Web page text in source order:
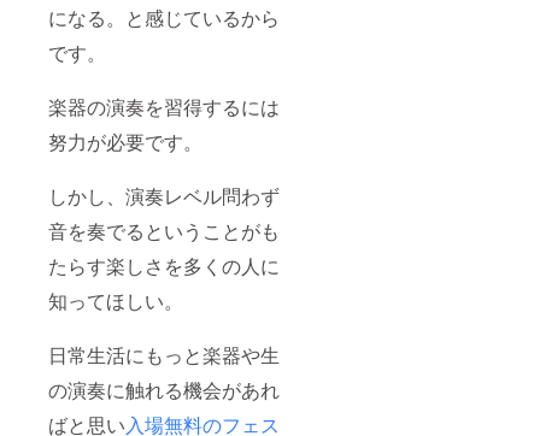
になる。と感じているから
です。
楽器の演奏を習得するには
努力が必要です。
しかし、演奏レベル問わず
音を奏でるということがも
たらす楽しさを多くの人に
知ってほしい。
日常生活にもっと楽器や生
の演奏に触れる機会があれ
ばと思い入場無料のフェス